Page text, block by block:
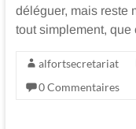
déléguer, mais reste
tout simplement, que
alfortsecretariat
0 Commentaires